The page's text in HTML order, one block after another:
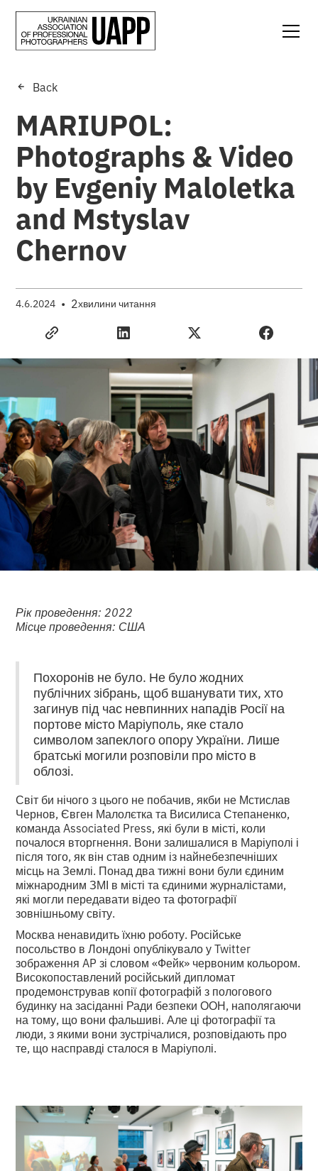
Back
MARIUPOL:
Photographs & Video
by Evgeniy Maloletka
and Mstyslav
Chernov
4.6.2024 • 2хвилини читання
Рік проведення: 2022
Місце проведення: США
Похоронів не було. Не було жодних
публічних зібрань, щоб вшанувати тих, хто
загинув під час невпинних нападів Росії на
портове місто Маріуполь, яке стало
символом запеклого опору України. Лише
братські могили розповіли про місто в
облозі.
Світ би нічого з цього не побачив, якби не Мстислав
Чернов, Євген Малолєтка та Висилиса Степаненко,
команда Associated Press, які були в місті, коли
почалося вторгнення. Вони залишалися в Маріуполі і
після того, як він став одним із найнебезпечніших
місць на Землі. Понад два тижні вони були єдиним
міжнародним ЗМІ в місті та єдиними журналістами,
які могли передавати відео та фотографії
зовнішньому світу.
Москва ненавидить їхню роботу. Російське
посольство в Лондоні опублікувало у Twitter
зображення AP зі словом «Фейк» червоним кольором.
Високопоставлений російський дипломат
продемонстрував копії фотографій з пологового
будинку на засіданні Ради безпеки ООН, наполягаючи
на тому, що вони фальшиві. Але ці фотографії та
люди, з якими вони зустрічалися, розповідають про
те, що насправді сталося в Маріуполі.